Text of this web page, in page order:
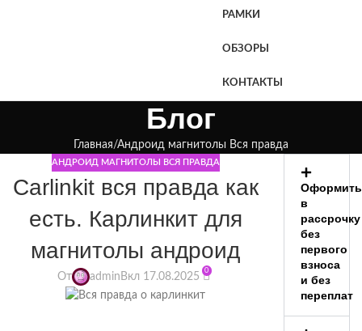
РАМКИ
ОБЗОРЫ
КОНТАКТЫ
Блог
Главная Андроид магнитолы Вся правда
АНДРОИД МАГНИТОЛЫ ВСЯ ПРАВДА
Carlinkit вся правда как
есть. Карлинкит для
магнитолы андроид
От admin Вкл 17.08.2025 0
Оформить
в
рассрочку
без
первого
взноса
и без
переплат